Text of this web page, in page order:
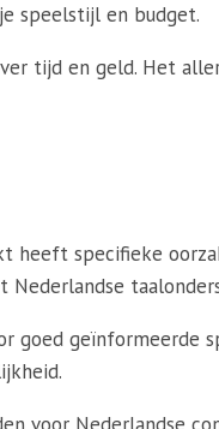
speelstijl en budget.
tijd en geld. Het
heeft specifieke
goed geïnformeerde